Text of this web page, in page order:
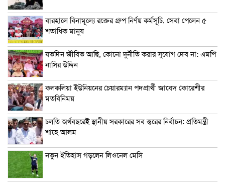
বারহালে বিনামূল্যে রক্তের গ্রুপ নির্ণয় কর্মসূচি, সেবা পেলেন ৫
শতাধিক মানুষ
যতদিন জীবিত আছি, কোনো দুর্নীতি করার সুযোগ দেব না: এমপি
নাসির উদ্দিন
কলকলিয়া ইউনিয়নের চেয়ারম্যান পদপ্রার্থী জাবেদ কোরেশীর
মতবিনিময়
চলতি অর্থবছরেই স্থানীয় সরকারের সব স্তরের নির্বাচন: প্রতিমন্ত্রী
শাহে আলম
নতুন ইতিহাস গড়লেন লিওনেল মেসি